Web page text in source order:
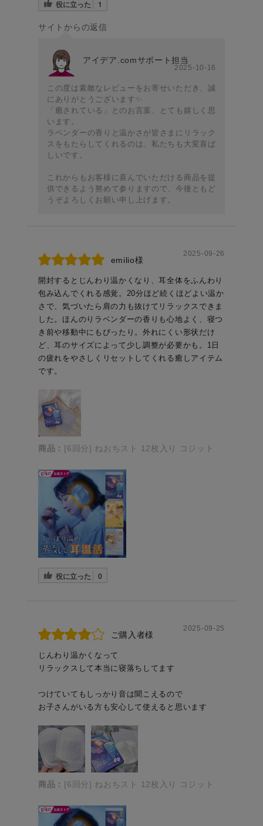
役に立った 1
サイトからの返信
アイデア.comサポート担当
2025-10-16
この度は素敵なレビューをお寄せいただき、誠
にありがとうございます✨
「癒されている」とのお言葉、とても嬉しく思
います。
ラベンダーの香りと温かさが皆さまにリラック
スをもたらしてくれるのは、私たちも大変喜ば
しいです。
これからもお客様に喜んでいただける商品を提
供できるよう努めて参りますので、今後ともど
うぞよろしくお願い申し上げます。
emilio様
2025-09-26
開封するとじんわり温かくなり、耳全体をふんわり
包み込んでくれる感覚。20分ほど続くほどよい温か
さで、気づいたら肩の力も抜けてリラックスできま
した。ほんのりラベンダーの香りも心地よく、寝つ
き前や移動中にもぴったり。外れにくい形状だけ
ど、耳のサイズによって少し調整が必要かも。1日
の疲れをやさしくリセットしてくれる癒しアイテム
です。
商品： [6回分] ねおちスト 12枚入り コジット
役に立った 0
ご購入者様
2025-09-25
じんわり温かくなって
リラックスして本当に寝落ちしてます
つけていてもしっかり音は聞こえるので
お子さんがいる方も安心して使えると思います
商品： [6回分] ねおちスト 12枚入り コジット